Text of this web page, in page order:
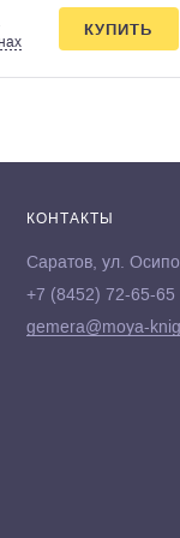
КУПИТЬ
КОНТАКТЫ
Саратов, ул.
+7 (8452) 72-65-65
gemera@moya-